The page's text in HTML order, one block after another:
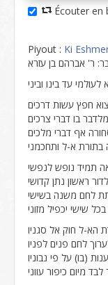
Écouter en
Piyout : Ki
ר' אברהם בן עזרא
עד בינו וביני
חפץ עשות דרכים
בו דברי צרכים
אף דברי מלכים
בתורת א-ל ותחכמני
תמיד נופש לנפשי
ראשון נתן קדושי
לחם משנה בשישי
שישי יכפיל מזוני
הא-ל חוק אל סגניו
לחם פנים לפניו
(בו) על פי נבוניו
לבד מיום כיפור עווני